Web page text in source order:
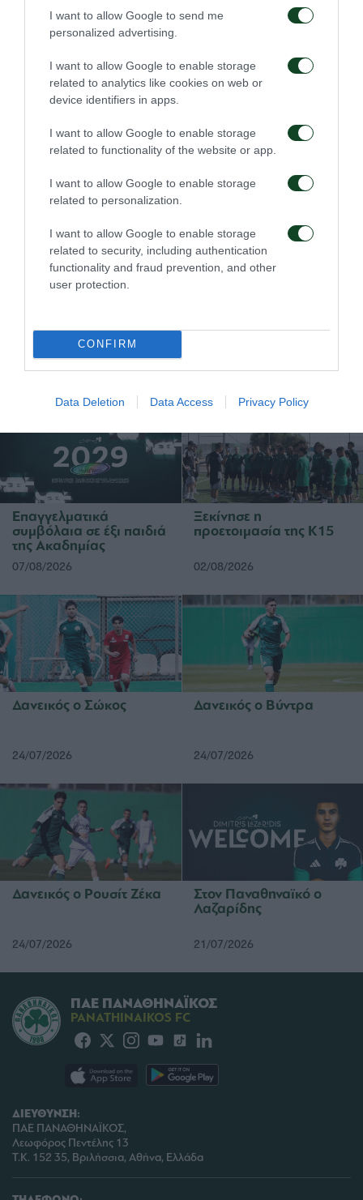
I want to allow Google to send me
personalized advertising.
I want to allow Google to enable storage
related to analytics like cookies on web or
device identifiers in apps.
I want to allow Google to enable storage
related to functionality of the website or app.
I want to allow Google to enable storage
related to personalization.
I want to allow Google to enable storage
related to security, including authentication
functionality and fraud prevention, and other
user protection.
CONFIRM
Data Deletion Data Access Privacy Policy
Επαγγελματικά
συμβόλαια σε έξι παιδιά
της Ακαδημίας
07/08/2026
Ξεκίνησε η
προετοιμασία της Κ15
02/08/2026
Δανεικός ο Σώκος
24/07/2026
Δανεικός ο Βύντρα
24/07/2026
Δανεικός ο Ρουσίτ Ζέκα
24/07/2026
Στον Παναθηναϊκό ο
Λαζαρίδης
21/07/2026
ΔΙΕΥΘΥΝΣΗ:
ΠΑΕ ΠΑΝΑΘΗΝΑΪΚΟΣ,
Λεωφόρος Πεντέλης 13
Τ.Κ. 152 35, Βριλήσσια, Αθήνα, Ελλάδα
ΠΑΕ ΠΑΝΑΘΗΝΑΪΚΟΣ
PANATHINAIKOS FC